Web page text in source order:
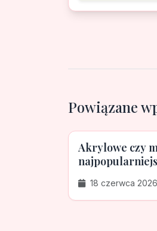
Powiązane
Akrylowe czy
18 czerwca 2026